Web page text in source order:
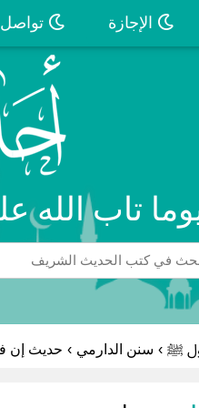
الإجازة تواصل
تاب
ﷺ › سنن الدارمي › حديث إن